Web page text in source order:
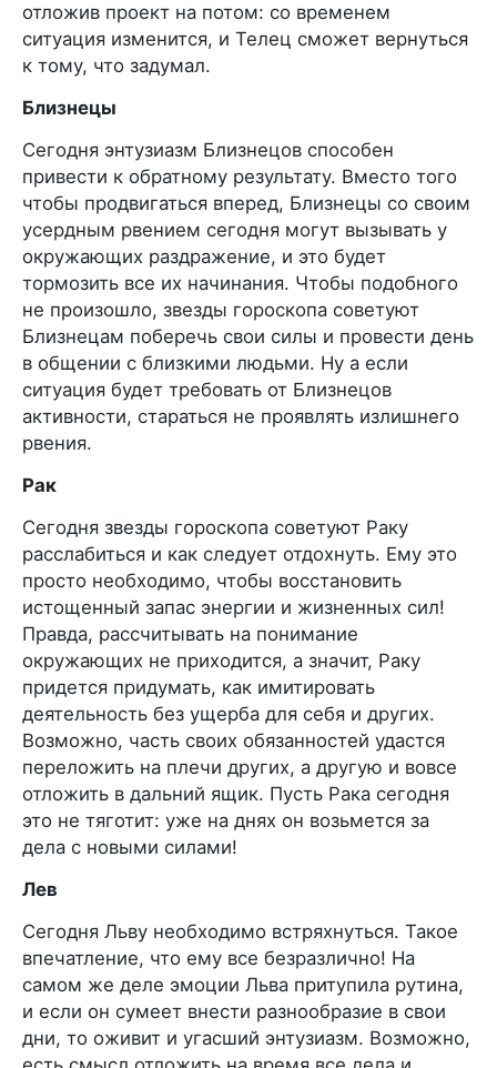
отложив проект на потом: со временем
ситуация изменится, и Телец сможет вернуться
к тому, что задумал.
Близнецы
Сегодня энтузиазм Близнецов способен
привести к обратному результату. Вместо того
чтобы продвигаться вперед, Близнецы со своим
усердным рвением сегодня могут вызывать у
окружающих раздражение, и это будет
тормозить все их начинания. Чтобы подобного
не произошло, звезды гороскопа советуют
Близнецам поберечь свои силы и провести день
в общении с близкими людьми. Ну а если
ситуация будет требовать от Близнецов
активности, стараться не проявлять излишнего
рвения.
Рак
Сегодня звезды гороскопа советуют Раку
расслабиться и как следует отдохнуть. Ему это
просто необходимо, чтобы восстановить
истощенный запас энергии и жизненных сил!
Правда, рассчитывать на понимание
окружающих не приходится, а значит, Раку
придется придумать, как имитировать
деятельность без ущерба для себя и других.
Возможно, часть своих обязанностей удастся
переложить на плечи других, а другую и вовсе
отложить в дальний ящик. Пусть Рака сегодня
это не тяготит: уже на днях он возьмется за
дела с новыми силами!
Лев
Сегодня Льву необходимо встряхнуться. Такое
впечатление, что ему все безразлично! На
самом же деле эмоции Льва притупила рутина,
и если он сумеет внести разнообразие в свои
дни, то оживит и угасший энтузиазм. Возможно,